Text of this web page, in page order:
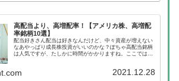
高配当より、高増配率！【アメリカ株、高増配
率銘柄10選】
配当好きさん配当は好きなんだけど、中々資産が増えない
なあやっぱり成長株投資がいいのかな？ぽちゃ高配当銘柄
は人気ですが、たしかに時間がかかりますね。ここでは配
2021.12.28